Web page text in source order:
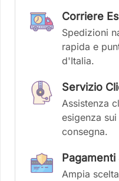
Corriere
Spedizioni
rapida e
d'Italia.
Servizio
Assistenza
esigenza
consegna.
Pagamenti
Ampia